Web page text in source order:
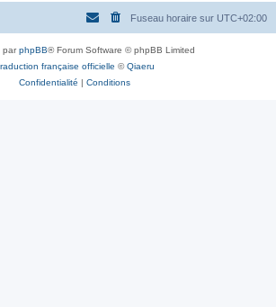
Fuseau horaire sur UTC+02:00
parphpBB® Forum Software © phpBB Limited
française officielle ©Qiaeru
Confidentialité | Conditions